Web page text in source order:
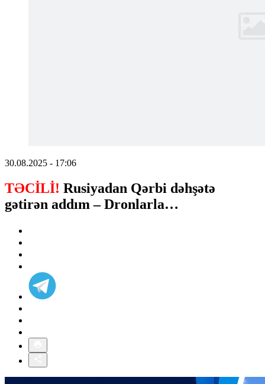
30.08.2025 - 17:06
TƏCİLİ! Rusiyadan Qərbi dəhşətə
gətirən addım – Dronlarla…